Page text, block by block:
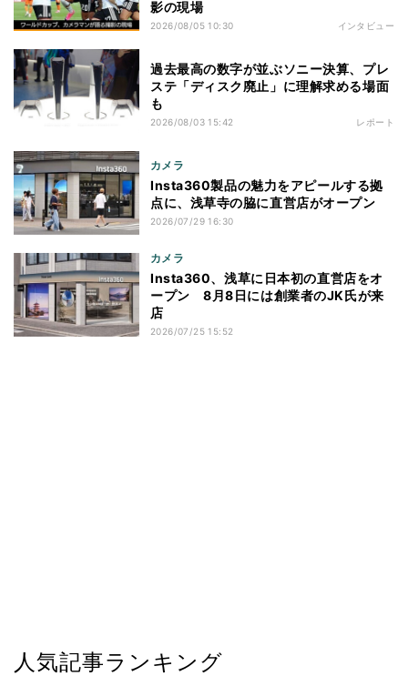
影の現場
2026/08/05 10:30 インタビュー
過去最高の数字が並ぶソニー決算、プレ
ステ「ディスク廃止」に理解求める場面
も
2026/08/03 15:42 レポート
カメラ
Insta360製品の魅力をアピールする拠
点に、浅草寺の脇に直営店がオープン
2026/07/29 16:30
カメラ
Insta360、浅草に日本初の直営店をオ
ープン 8月8日には創業者のJK氏が来
店
2026/07/25 15:52
人気記事ランキング